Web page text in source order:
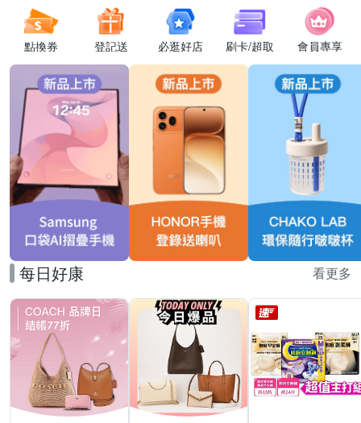
點換券 登記送 必逛好店 刷卡/超取 會員專享
每日好康 看更多